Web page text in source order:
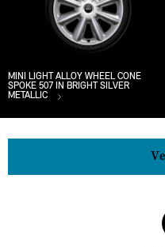
MINI LIGHT ALLOY WHEEL CONE
SPOKE 507 IN BRIGHT SILVER
METALLIC